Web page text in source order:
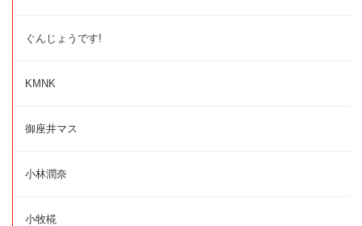
ぐんじょうです!
KMNK
御座井マス
小林潤奈
小牧椛